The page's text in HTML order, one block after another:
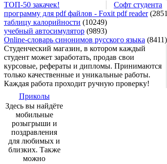
ТОП-50 закачек!
Софт студента
программу для pdf файлов - Foxit pdf reader
таблицу калорийности (10249)
учебный автосимулятор (9893)
Online-словарь синонимов русского языка (8411)
Студенческий магазин, в котором каждый
студент может заработать, продав свои
курсовые, рефераты и дипломы. Принимаются
только качественные и уникальные работы.
Каждая работа проходит ручную проверку!
Приколы
Здесь вы найдёте
мобильные
розыгрыши и
поздравления
для любимых и
близких. Также
можно